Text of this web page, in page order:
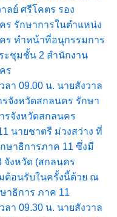
ลย์ ศรีโคตร รอง
ร รักษาการในตำแหน่ง
ร ทำหน้าที่อนุกรรมการ
ะชุมชั้น 2 สำนักงาน
ร
ลา 09.00 น. นายสังวาล
จังหวัดสกลนคร รักษา
รจังหวัดสกลนคร
นายชาตรี ม่วงสว่าง ที่
ษาธิการภาค 11 ซึ่งมี
จังหวัด (สกลนคร
ต้อนรับในครั้งนี้ด้วย ณ
าธิการ ภาค 11
ลา 09.30 น. นายสังวาล